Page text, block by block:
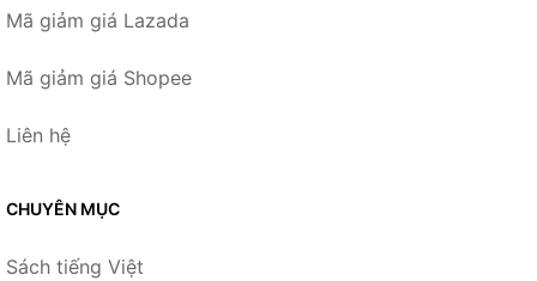
Mã giảm giá Lazada
Mã giảm giá Shopee
Liên hệ
CHUYÊN MỤC
Sách tiếng Việt